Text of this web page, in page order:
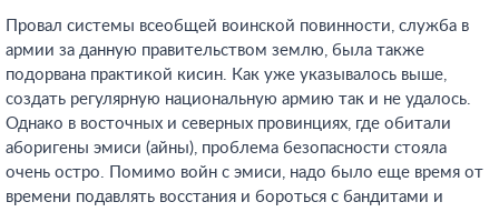
Провал системы всеобщей воинской повинности, служба в
армии за данную правительством землю, была также
подорвана практикой кисин. Как уже указывалось выше,
создать регулярную национальную армию так и не удалось.
Однако в восточных и северных провинциях, где обитали
аборигены эмиси (айны), проблема безопасности стояла
очень остро. Помимо войн с эмиси, надо было еще время от
времени подавлять восстания и бороться с бандитами и